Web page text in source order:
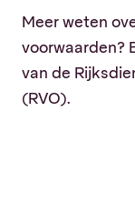
Meer weten
voorwaarden?
van de
(RVO).